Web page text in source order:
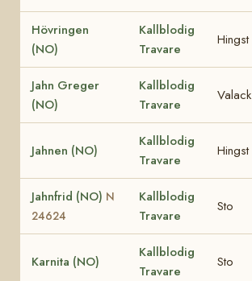
Hövringen
(NO)
Kallblodig
Travare
Hingst
Jahn Greger
(NO)
Kallblodig
Travare
Valack
Jahnen (NO)
Kallblodig
Travare
Hingst
Jahnfrid (NO) N
24624
Kallblodig
Travare
Sto
Karnita (NO)
Kallblodig
Travare
Sto